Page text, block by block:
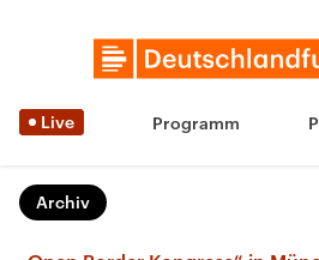
Live Programm
Archiv